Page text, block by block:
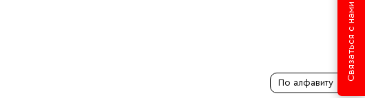
По алфавиту
Связаться с нами